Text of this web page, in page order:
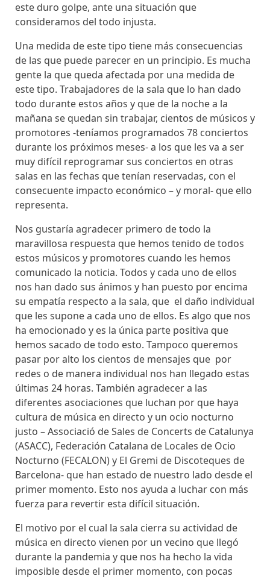
este duro golpe, ante una situación que
consideramos del todo injusta.
Una medida de este tipo tiene más consecuencias
de las que puede parecer en un principio. Es mucha
gente la que queda afectada por una medida de
este tipo. Trabajadores de la sala que lo han dado
todo durante estos años y que de la noche a la
mañana se quedan sin trabajar, cientos de músicos y
promotores -teníamos programados 78 conciertos
durante los próximos meses- a los que les va a ser
muy difícil reprogramar sus conciertos en otras
salas en las fechas que tenían reservadas, con el
consecuente impacto económico – y moral- que ello
representa.
Nos gustaría agradecer primero de todo la
maravillosa respuesta que hemos tenido de todos
estos músicos y promotores cuando les hemos
comunicado la noticia. Todos y cada uno de ellos
nos han dado sus ánimos y han puesto por encima
su empatía respecto a la sala, que el daño individual
que les supone a cada uno de ellos. Es algo que nos
ha emocionado y es la única parte positiva que
hemos sacado de todo esto. Tampoco queremos
pasar por alto los cientos de mensajes que por
redes o de manera individual nos han llegado estas
últimas 24 horas. También agradecer a las
diferentes asociaciones que luchan por que haya
cultura de música en directo y un ocio nocturno
justo – Associació de Sales de Concerts de Catalunya
(ASACC), Federación Catalana de Locales de Ocio
Nocturno (FECALON) y El Gremi de Discoteques de
Barcelona- que han estado de nuestro lado desde el
primer momento. Esto nos ayuda a luchar con más
fuerza para revertir esta difícil situación.
El motivo por el cual la sala cierra su actividad de
música en directo vienen por un vecino que llegó
durante la pandemia y que nos ha hecho la vida
imposible desde el primer momento, con pocas